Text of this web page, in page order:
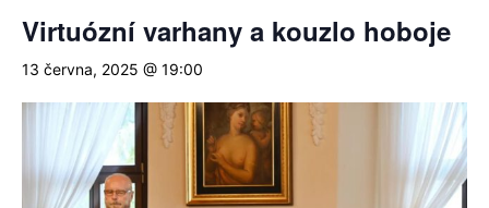
Virtuózní varhany a kouzlo hoboje
13 června, 2025 @ 19:00